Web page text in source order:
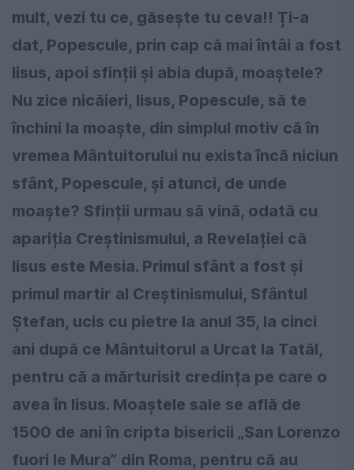
mult, vezi tu ce, găsește tu ceva!! Ți-a
dat, Popescule, prin cap că mai întâi a fost
Iisus, apoi sfinții și abia după, moaștele?
Nu zice nicăieri, Iisus, Popescule, să te
închini la moaște, din simplul motiv că în
vremea Mântuitorului nu exista încă niciun
sfânt, Popescule, și atunci, de unde
moaște? Sfinții urmau să vină, odată cu
apariția Creștinismului, a Revelației că
Iisus este Mesia. Primul sfânt a fost și
primul martir al Creștinismului, Sfântul
Ștefan, ucis cu pietre la anul 35, la cinci
ani după ce Mântuitorul a Urcat la Tatăl,
pentru că a mărturisit credința pe care o
avea în Iisus. Moaștele sale se află de
1500 de ani în cripta bisericii „San Lorenzo
fuori le Mura” din Roma, pentru că au